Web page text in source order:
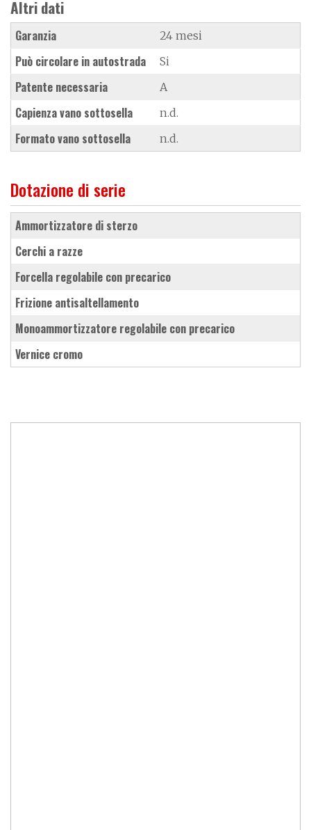
Altri dati
Garanzia 24 mesi
Può circolare in autostrada Si
Patente necessaria A
Capienza vano sottosella n.d.
Formato vano sottosella n.d.
Dotazione di serie
ammortizzatore di sterzo
cerchi a razze
forcella regolabile con precarico
frizione antisaltellamento
monoammortizzatore regolabile con precarico
vernice cromo